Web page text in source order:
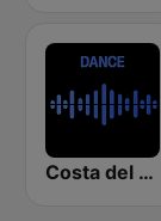
Costa del Mar Dance